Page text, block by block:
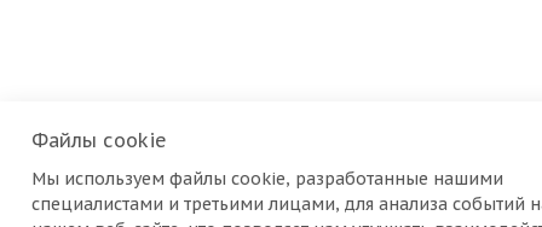
Файлы cookie
Мы используем файлы cookie, разработанные нашими
специалистами и третьими лицами, для анализа событий